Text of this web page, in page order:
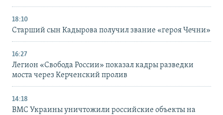
18:10
Старший сын Кадырова получил звание «героя Чечни»
16:27
Легион «Свобода России» показал кадры разведки
моста через Керченский пролив
14:18
ВМС Украины уничтожили российские объекты на